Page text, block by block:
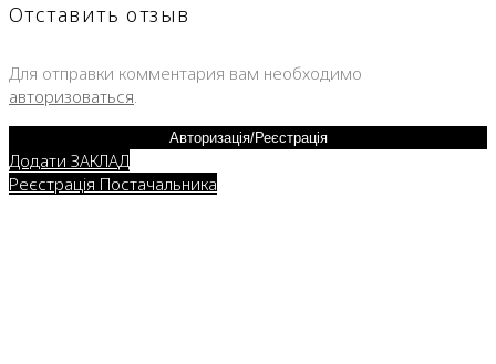
Отставить отзыв
Для отправки комментария вам необходимо
авторизоваться.
Авторизація/Реєстрація
Додати ЗАКЛАД
Реєстрація Постачальника